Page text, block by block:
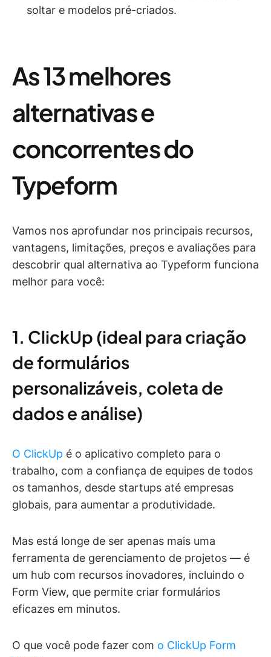
soltar e modelos pré-criados.
As 13 melhores
alternativas e
concorrentes do
Typeform
Vamos nos aprofundar nos principais recursos,
vantagens, limitações, preços e avaliações para
descobrir qual alternativa ao Typeform funciona
melhor para você:
1. ClickUp (ideal para criação
de formulários
personalizáveis, coleta de
dados e análise)
O ClickUp é o aplicativo completo para o
trabalho, com a confiança de equipes de todos
os tamanhos, desde startups até empresas
globais, para aumentar a produtividade.
Mas está longe de ser apenas mais uma
ferramenta de gerenciamento de projetos — é
um hub com recursos inovadores, incluindo o
Form View, que permite criar formulários
eficazes em minutos.
O que você pode fazer com o ClickUp Form